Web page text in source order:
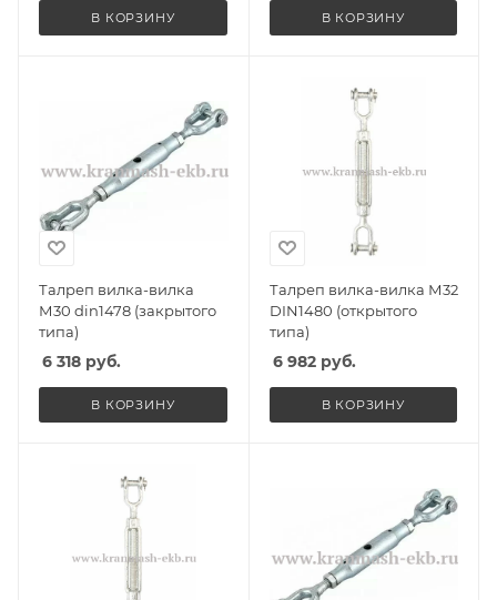
В КОРЗИНУ В КОРЗИНУ
Талреп вилка-вилка
М30 din1478 (закрытого
типа)
6 318 руб.
В КОРЗИНУ
Талреп вилка-вилка М32
DIN1480 (открытого
типа)
6 982руб.
В КОРЗИНУ